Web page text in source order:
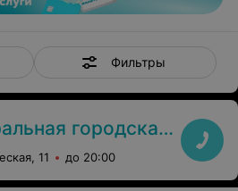
Фильтры
поликлиника
11 до 20:00